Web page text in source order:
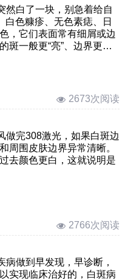
然白了一块，别急着给自
白色糠疹、无色素痣、日
，它们表面常有细屑或边
斑一般更“亮”、边界更
2673次阅读
做完308激光，如果白斑边
周围皮肤边界异常清晰。
去颜色更白，这就说明是
2766次阅读
病做到早发现，早诊断，
实现临床治好的，白斑病